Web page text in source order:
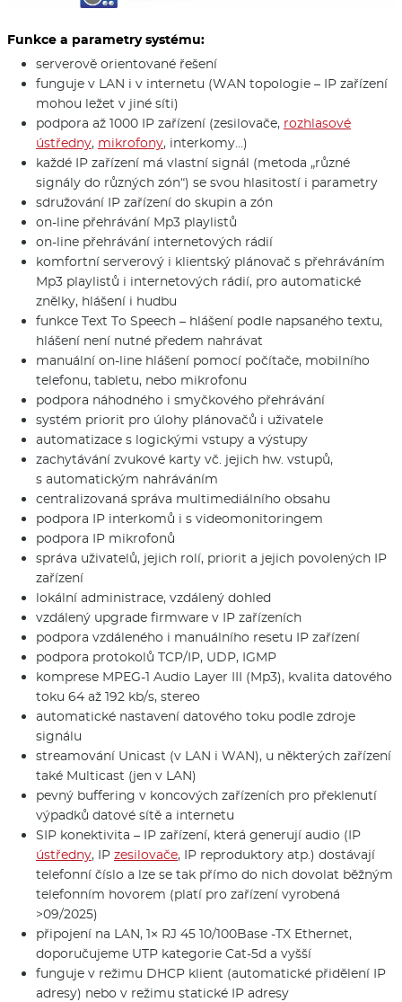
Funkce a parametry systému:
serverově orientované řešení
funguje v LAN i v internetu (WAN topologie – IP zařízení
mohou ležet v jiné síti)
podpora až 1000 IP zařízení (zesilovače, rozhlasové
ústředny, mikrofony, interkomy…)
každé IP zařízení má vlastní signál (metoda „různé
signály do různých zón“) se svou hlasitostí i parametry
sdružování IP zařízení do skupin a zón
on-line přehrávání Mp3 playlistů
on-line přehrávání internetových rádií
komfortní serverový i klientský plánovač s přehráváním
Mp3 playlistů i internetových rádií, pro automatické
znělky, hlášení i hudbu
funkce Text To Speech – hlášení podle napsaného textu,
hlášení není nutné předem nahrávat
manuální on-line hlášení pomocí počítače, mobilního
telefonu, tabletu, nebo mikrofonu
podpora náhodného i smyčkového přehrávání
systém priorit pro úlohy plánovačů i uživatele
automatizace s logickými vstupy a výstupy
zachytávání zvukové karty vč. jejich hw. vstupů,
s automatickým nahráváním
centralizovaná správa multimediálního obsahu
podpora IP interkomů i s videomoni­toringem
podpora IP mikrofonů
správa uživatelů, jejich rolí, priorit a jejich povolených IP
zařízení
lokální administrace, vzdálený dohled
vzdálený upgrade firmware v IP zařízeních
podpora vzdáleného i manuálního resetu IP zařízení
podpora protokolů TCP/IP, UDP, IGMP
komprese MPEG-1 Audio Layer III (Mp3), kvalita datového
toku 64 až 192 kb/s, stereo
automatické nastavení datového toku podle zdroje
signálu
streamování Unicast (v LAN i WAN), u některých zařízení
také Multicast (jen v LAN)
pevný buffering v koncových zařízeních pro překlenutí
výpadků datové sítě a internetu
SIP konektivita – IP zařízení, která generují audio (IP
ústředny, IP zesilovače, IP reproduktory atp.) dostávají
telefonní číslo a lze se tak přímo do nich dovolat běžným
telefonním hovorem (platí pro zařízení vyrobená
>09/2025)
připojení na LAN, 1× RJ 45 10/100Base -TX Ethernet,
doporučujeme UTP kategorie Cat-5d a vyšší
funguje v režimu DHCP klient (automatické přidělení IP
adresy) nebo v režimu statické IP adresy